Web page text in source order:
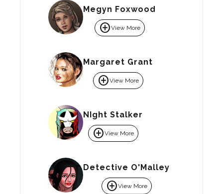
Megyn Foxwood
add_circleView More
Margaret Grant
add_circleView More
NIght Stalker
add_circleView More
Detective O'Malley
add_circleView More